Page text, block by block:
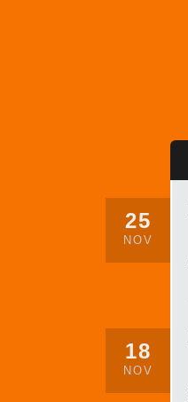
25
NOV
18
NOV